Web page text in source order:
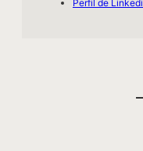
Perfil de